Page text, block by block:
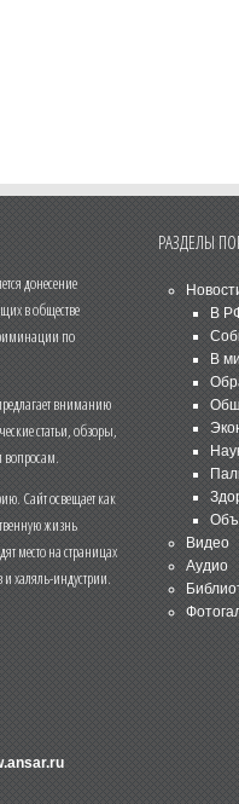
донесение
в обществе
по
вниманию
статьи, обзоры,
вопросам.
Сайт освещает как
жизнь
место на страницах
халяль-индустрии.
РАЗДЕЛЫ
В
В
Видео
Аудио